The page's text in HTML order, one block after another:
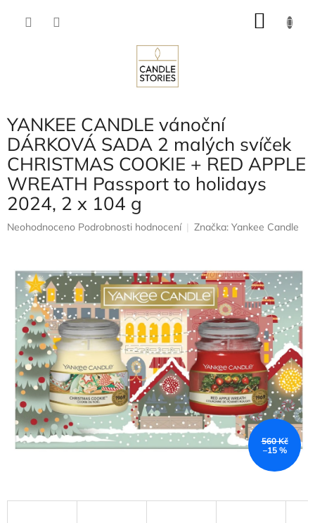
YANKEE CANDLE vánoční
DÁRKOVÁ SADA 2 malých svíček
CHRISTMAS COOKIE + RED APPLE
WREATH Passport to holidays
2024, 2 x 104 g
Průměrné
0,0
hvězdiček.
Neohodnoceno Podrobnosti hodnocení Značka: Yankee Candle
560 Kč
–15 %